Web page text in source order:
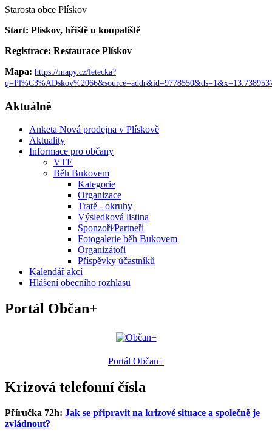
Starosta obce Plískov
Start: Plískov, hřiště u koupaliště
Registrace: Restaurace Plískov
Mapa: https://mapy.cz/letecka?
Aktuálně
Anketa Nová prodejna v Plískově
Aktuality
Informace pro občany
VTE
Běh Bukovem
Kategorie
Organizace
Tratě - okruhy
Výsledková listina
Sponzoři⁄Partneři
Fotogalerie běh Bukovem
Organizátoři
Příspěvky účastníků
Kalendář akcí
Hlášení obecního rozhlasu
Portál Občan+
Portál Občan+
Krizová telefonní čísla
Příručka 72h: Jak se připravit na krizové situace a společně je
zvládnout?